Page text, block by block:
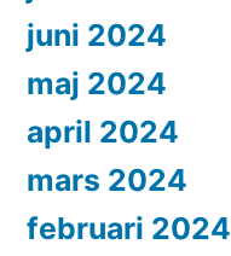
juni 2024
maj 2024
april 2024
mars 2024
februari 2024